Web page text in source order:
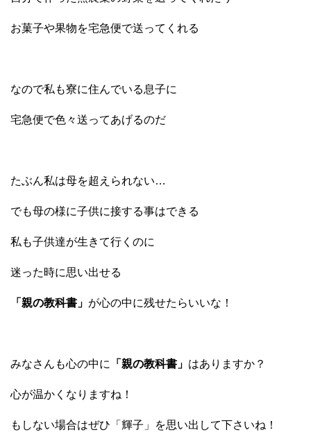
お菓子や果物を宅急便で送ってくれる
なので私も寮に住んでいる息子に
宅急便で色々送ってあげるのだ
たぶん私は母を超えられない…
でも母の様に子供に接する事はできる
私も子供達が生きて行くのに
迷った時に思い出せる
「親の教科書」 が心の中に残せたらいいな！
みなさんも心の中に 「親の教科書」 はありますか？
心が温かくなりますね！
もしない場合はぜひ「輝子」を思い出して下さいね！